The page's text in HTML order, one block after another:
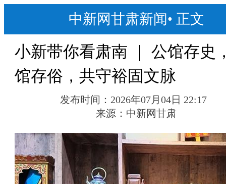
中新网甘肃新闻• 正文
小新带你看肃南 ｜ 公馆存史
馆存俗，共守裕固文脉
发布时间： 2026年07月04日 22:17
来源： 中新网甘肃